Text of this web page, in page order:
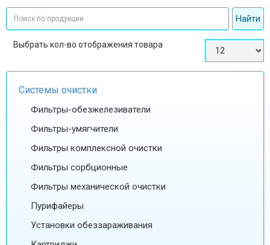
Выбрать кол-во отображения товара
Системы очистки
Фильтры-обезжелезиватели
Фильтры-умягчители
Фильтры комплексной очистки
Фильтры сорбционные
Фильтры механической очистки
Пурифайеры
Установки обеззараживания